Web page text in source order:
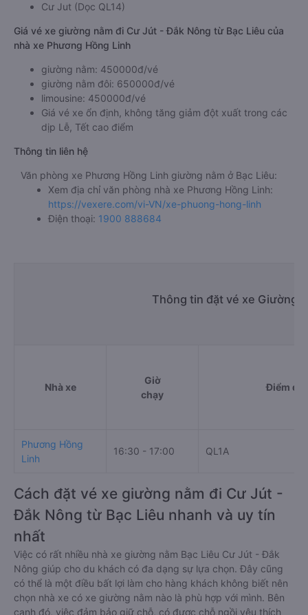
Cư Jut (Dọc QL14)
Giá vé xe giường nằm đi Cư Jút - Đắk Nông từ Bạc Liêu của
nhà xe Phương Hồng Linh
giường nằm: 450000đ/vé
giường nằm đôi: 650000đ/vé
limousine: 450000đ/vé
Giá vé xe ổn định, không tăng giảm đột xuất trong các
dịp Lễ, Tết cao điểm
Thông tin liên hệ
Văn phòng xe Phương Hồng Linh giường nằm ở Bạc Liêu:
Xem địa chỉ văn phòng nhà xe Phương Hồng Linh:
https://vexere.com/vi-VN/xe-phuong-hong-linh
Điện thoại: 1900 888684
Thông tin đặt vé xe Giường
Nhà xe
Giờ
chạy
Điểm đi
Phương Hồng
Linh
16:30 - 17:00 QL1A
Cách đặt vé xe giường nằm đi Cư Jút -
Đắk Nông từ Bạc Liêu nhanh và uy tín
nhất
Việc có rất nhiều nhà xe giường nằm Bạc Liêu Cư Jút - Đắk
Nông giúp cho du khách có đa dạng sự lựa chọn. Đây cũng
có thể là một điều bất lợi làm cho hàng khách không biết nên
chọn nhà xe có xe giường nằm nào là phù hợp với mình. Bên
cạnh đó, việc đảm bảo giữ chỗ, có được chỗ ngồi yêu thích